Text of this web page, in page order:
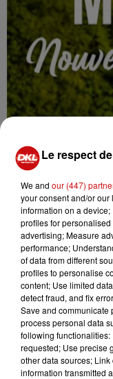
Le 24 novembre 2026 de
THOMAS
COLMAR
Le respect
We and our (447)
your consent and/or
information on a
profiles for
advertising; Measure
performance;
of data from different
profiles to personalise
content; Use limited
detect fraud, and fix
Save and communicate
process personal data
following
requested; Use precise
other data sources;
information transmitted